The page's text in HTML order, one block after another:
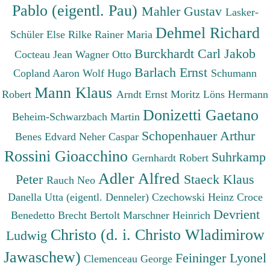
Pablo (eigentl. Pau) Mahler Gustav Lasker-
Schüler Else Rilke Rainer Maria Dehmel Richard
Cocteau Jean Wagner Otto Burckhardt Carl Jakob
Copland Aaron Wolf Hugo Barlach Ernst Schumann
Robert Mann Klaus Arndt Ernst Moritz Löns Hermann
Beheim-Schwarzbach Martin Donizetti Gaetano
Benes Edvard Neher Caspar Schopenhauer Arthur
Rossini Gioacchino Gernhardt Robert Suhrkamp
Peter Rauch Neo Adler Alfred Staeck Klaus
Danella Utta (eigentl. Denneler) Czechowski Heinz Croce
Benedetto Brecht Bertolt Marschner Heinrich Devrient
Ludwig Christo (d. i. Christo Wladimirow
Jawaschew) Clemenceau George Feininger Lyonel